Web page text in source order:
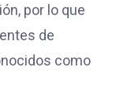
por lo que
de
como